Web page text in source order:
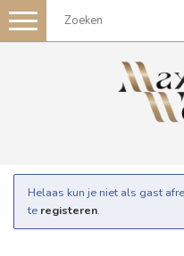
Toggle
navigation
Helaas kun je niet als gast
te registeren.